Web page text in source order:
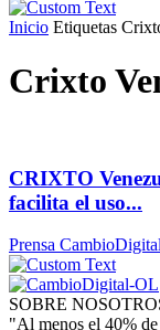
Inicio Etiquetas
Crixto
CRIXTO
facilita el uso...
Prensa
SOBRE
"Al menos el 40%